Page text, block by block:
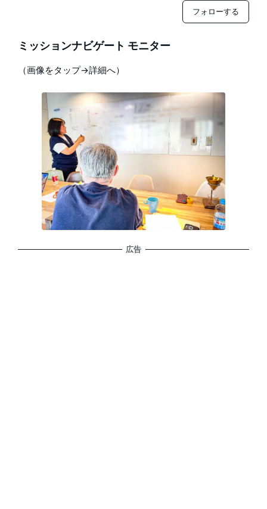
フォローする
ミッションナビゲート モニター
（画像をタップ→詳細へ）
広告